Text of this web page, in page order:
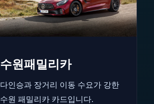
수원패밀리카
다인승과 장거리 이동 수요가 강한
수원 패밀리카 카드입니다.